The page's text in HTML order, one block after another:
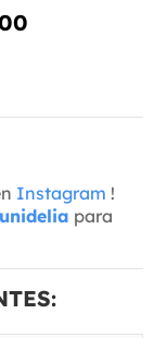
Instagram !
para